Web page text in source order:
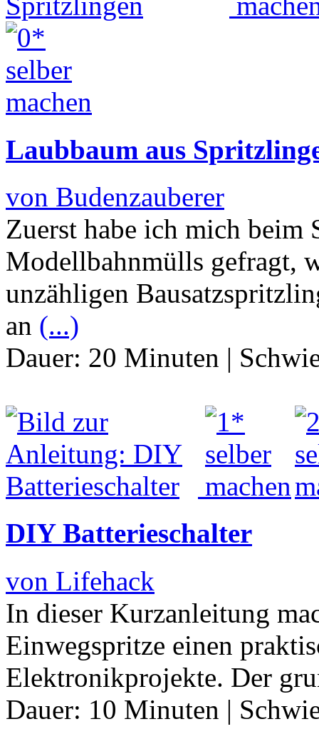
Laubbaum aus
von Budenzauberer
Zuerst habe ich mich beim
Modellbahnmülls gefragt,
unzähligen
an (...)
Dauer: 20 Minuten |
DIY Batterieschalter
von Lifehack
In dieser Kurzanleitung
Einwegspritze einen
Elektronikprojekte. Der
Dauer: 10 Minuten |